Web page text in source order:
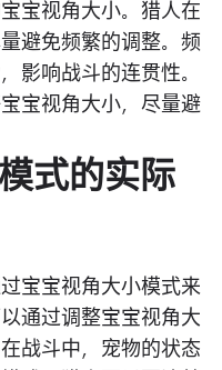
宝视角大小。猎人在
避免频繁的调整。频
影响战斗的连贯性。
宝视角大小，尽量避
式的实际
宝宝视角大小模式来
通过调整宝宝视角大
战斗中，宠物的状态